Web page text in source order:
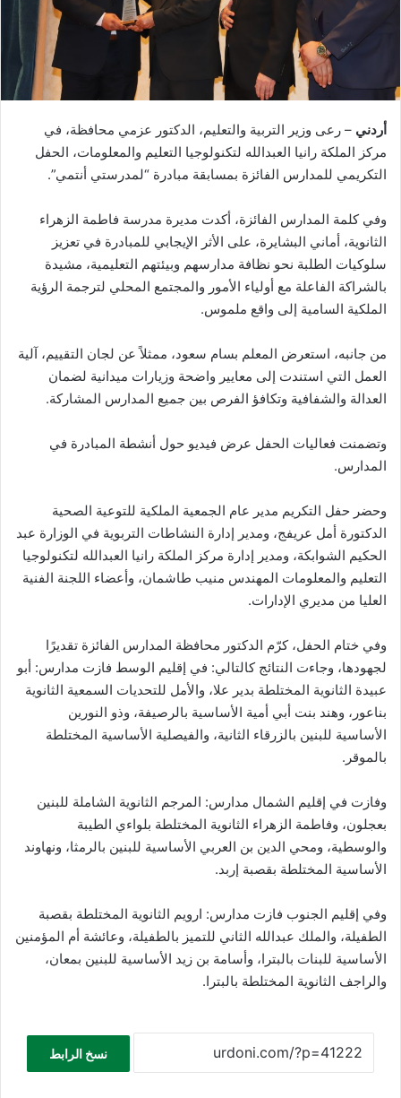
أردني – رعى وزير التربية والتعليم، الدكتور عزمي محافظة، في
مركز الملكة رانيا العبدالله لتكنولوجيا التعليم والمعلومات، الحفل
التكريمي للمدارس الفائزة بمسابقة مبادرة “لمدرستي أنتمي”.
وفي كلمة المدارس الفائزة، أكدت مديرة مدرسة فاطمة الزهراء
الثانوية، أماني البشايرة، على الأثر الإيجابي للمبادرة في تعزيز
سلوكيات الطلبة نحو نظافة مدارسهم وبيئتهم التعليمية، مشيدة
بالشراكة الفاعلة مع أولياء الأمور والمجتمع المحلي لترجمة الرؤية
الملكية السامية إلى واقع ملموس.
من جانبه، استعرض المعلم بسام سعود، ممثلاً عن لجان التقييم، آلية
العمل التي استندت إلى معايير واضحة وزيارات ميدانية لضمان
العدالة والشفافية وتكافؤ الفرص بين جميع المدارس المشاركة.
وتضمنت فعاليات الحفل عرض فيديو حول أنشطة المبادرة في
المدارس.
وحضر حفل التكريم مدير عام الجمعية الملكية للتوعية الصحية
الدكتورة أمل عريفج، ومدير إدارة النشاطات التربوية في الوزارة عبد
الحكيم الشوابكة، ومدير إدارة مركز الملكة رانيا العبدالله لتكنولوجيا
التعليم والمعلومات المهندس منيب طاشمان، وأعضاء اللجنة الفنية
العليا من مديري الإدارات.
وفي ختام الحفل، كرّم الدكتور محافظة المدارس الفائزة تقديرًا
لجهودها، وجاءت النتائج كالتالي: في إقليم الوسط فازت مدارس: أبو
عبيدة الثانوية المختلطة بدير علا، والأمل للتحديات السمعية الثانوية
بناعور، وهند بنت أبي أمية الأساسية بالرصيفة، وذو النورين
الأساسية للبنين بالزرقاء الثانية، والفيصلية الأساسية المختلطة
بالموقر.
وفازت في إقليم الشمال مدارس: المرجم الثانوية الشاملة للبنين
بعجلون، وفاطمة الزهراء الثانوية المختلطة بلواءي الطيبة
والوسطية، ومحي الدين بن العربي الأساسية للبنين بالرمثا، ونهاوند
الأساسية المختلطة بقصبة إربد.
وفي إقليم الجنوب فازت مدارس: ارويم الثانوية المختلطة بقصبة
الطفيلة، والملك عبدالله الثاني للتميز بالطفيلة، وعائشة أم المؤمنين
الأساسية للبنات بالبترا، وأسامة بن زيد الأساسية للبنين بمعان،
والراجف الثانوية المختلطة بالبترا.
نسخ الرابط